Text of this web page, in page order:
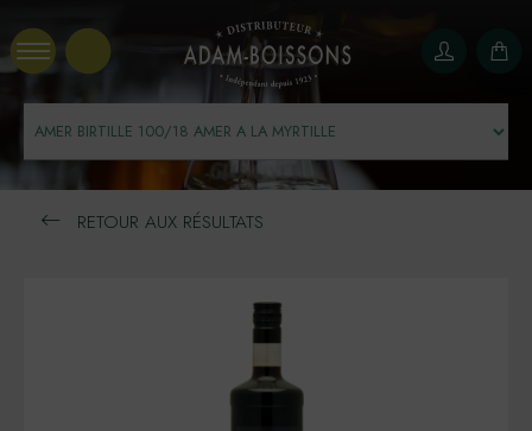
RETOUR AUX RÉSULTATS